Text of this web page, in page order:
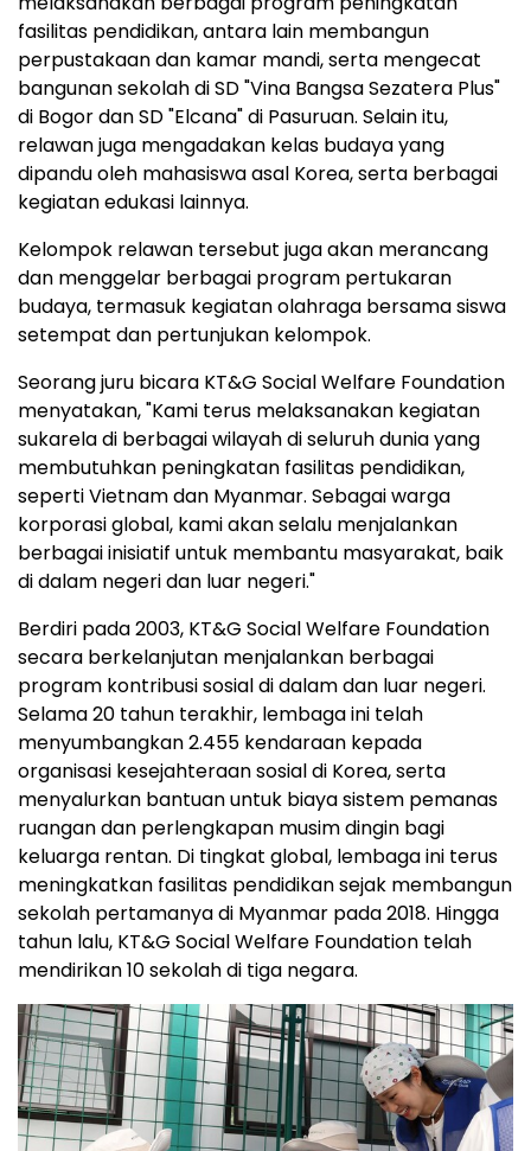
fasilitas pendidikan, antara lain membangun
perpustakaan dan kamar mandi, serta mengecat
bangunan sekolah di SD "Vina Bangsa Sezatera Plus"
di Bogor dan SD "Elcana" di Pasuruan. Selain itu,
relawan juga mengadakan kelas budaya yang
dipandu oleh mahasiswa asal Korea, serta berbagai
kegiatan edukasi lainnya.
Kelompok relawan tersebut juga akan merancang
dan menggelar berbagai program pertukaran
budaya, termasuk kegiatan olahraga bersama siswa
setempat dan pertunjukan kelompok.
Seorang juru bicara KT&G Social Welfare Foundation
menyatakan, "Kami terus melaksanakan kegiatan
sukarela di berbagai wilayah di seluruh dunia yang
membutuhkan peningkatan fasilitas pendidikan,
seperti Vietnam dan Myanmar. Sebagai warga
korporasi global, kami akan selalu menjalankan
berbagai inisiatif untuk membantu masyarakat, baik
di dalam negeri dan luar negeri."
Berdiri pada 2003, KT&G Social Welfare Foundation
secara berkelanjutan menjalankan berbagai
program kontribusi sosial di dalam dan luar negeri.
Selama 20 tahun terakhir, lembaga ini telah
menyumbangkan 2.455 kendaraan kepada
organisasi kesejahteraan sosial di Korea, serta
menyalurkan bantuan untuk biaya sistem pemanas
ruangan dan perlengkapan musim dingin bagi
keluarga rentan. Di tingkat global, lembaga ini terus
meningkatkan fasilitas pendidikan sejak membangun
sekolah pertamanya di Myanmar pada 2018. Hingga
tahun lalu, KT&G Social Welfare Foundation telah
mendirikan 10 sekolah di tiga negara.